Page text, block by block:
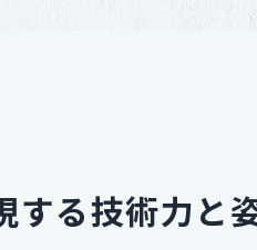
る技術力と